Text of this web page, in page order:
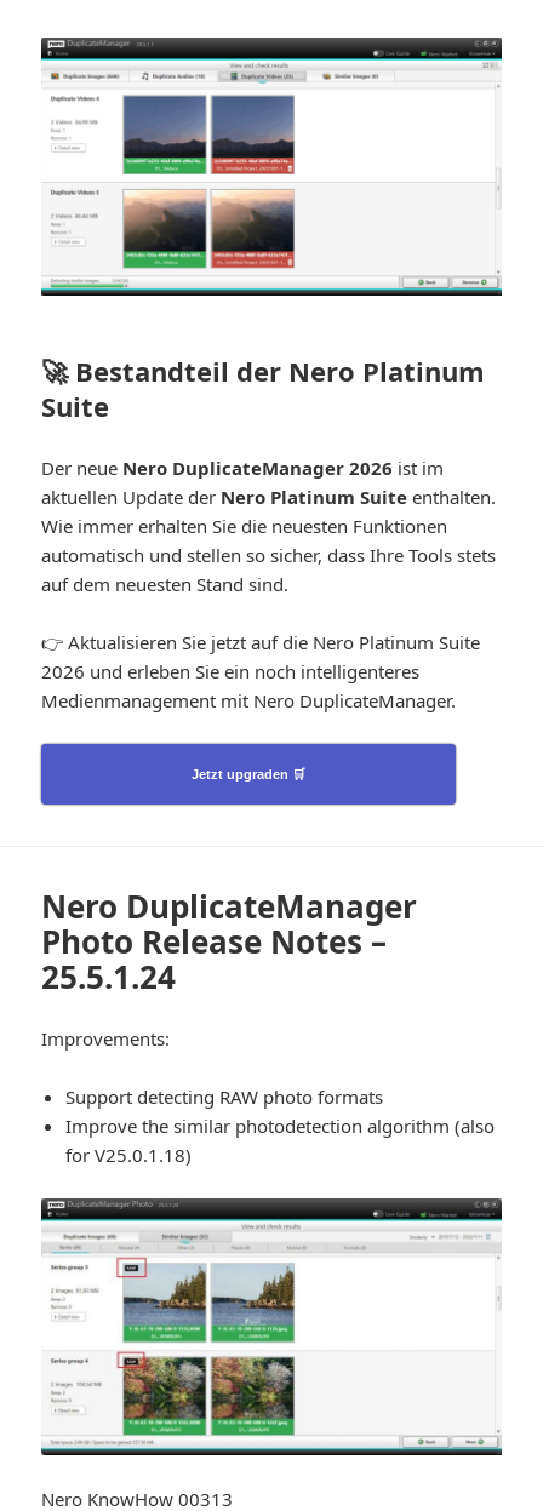
🚀 Bestandteil der Nero Platinum
Suite
Der neue Nero DuplicateManager 2026 ist im
aktuellen Update der Nero Platinum Suite enthalten.
Wie immer erhalten Sie die neuesten Funktionen
automatisch und stellen so sicher, dass Ihre Tools stets
auf dem neuesten Stand sind.
👉 Aktualisieren Sie jetzt auf die Nero Platinum Suite
2026 und erleben Sie ein noch intelligenteres
Medienmanagement mit Nero DuplicateManager.
Jetzt upgraden 🛒
Nero DuplicateManager
Photo Release Notes –
25.5.1.24
Improvements:
Support detecting RAW photo formats
Improve the similar photodetection algorithm (also
for V25.0.1.18)
Nero KnowHow 00313